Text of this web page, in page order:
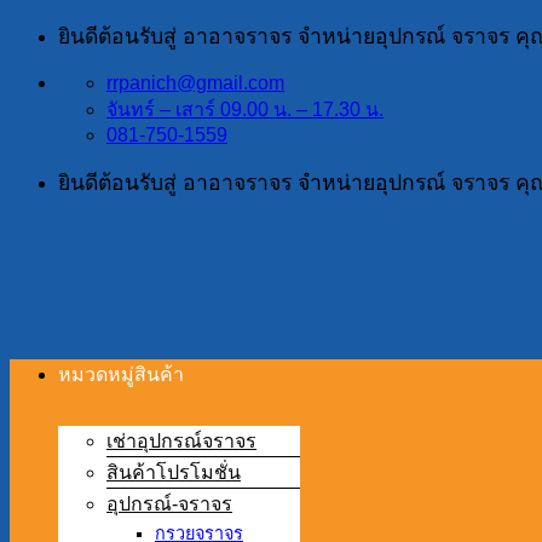
ข้าม
ยินดีต้อนรับสู่ อาอาจราจร จำหน่ายอุปกรณ์ จราจร
rrpanich@gmail.com
จันทร์ – เสาร์ 09.00 น. – 17.30 น.
081-750-1559
ยินดีต้อนรับสู่ อาอาจราจร จำหน่ายอุปกรณ์ จราจร
หมวดหมู่สินค้า
เช่าอุปกรณ์จราจร
สินค้าโปรโมชั่น
อุปกรณ์-จราจร
กรวยจราจร